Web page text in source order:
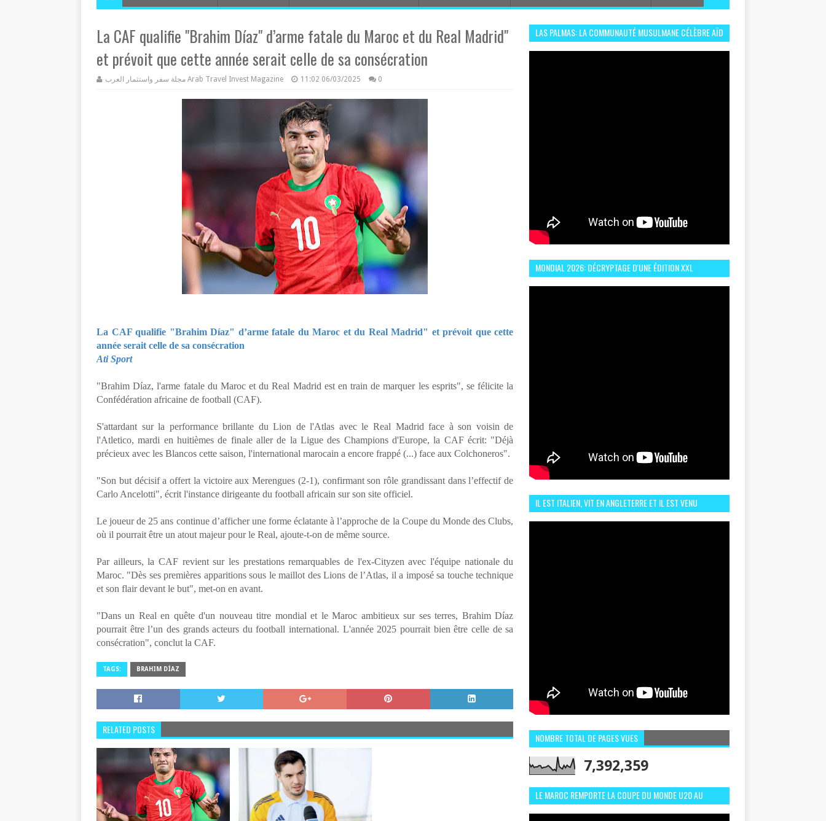
La CAF qualifie "Brahim Díaz" d’arme fatale du Maroc et du Real Madrid"
et prévoit que cette année serait celle de sa consécration
مجلة سفر واستثمار العرب Arab Travel Invest Magazine 11:02 06/03/2025 0
La CAF qualifie "Brahim Díaz" d’arme fatale du Maroc et du Real Madrid" et prévoit que cette
année serait celle de sa consécration
Ati Sport
"Brahim Díaz, l'arme fatale du Maroc et du Real Madrid est en train de marquer les esprits", se félicite la
Confédération africaine de football (CAF).
S'attardant sur la performance brillante du Lion de l'Atlas avec le Real Madrid face à son voisin de
l'Atletico, mardi en huitièmes de finale aller de la Ligue des Champions d'Europe, la CAF écrit: "Déjà
précieux avec les Blancos cette saison, l'international marocain a encore frappé (...) face aux Colchoneros".
"Son but décisif a offert la victoire aux Merengues (2-1), confirmant son rôle grandissant dans l’effectif de
Carlo Ancelotti", écrit l'instance dirigeante du football africain sur son site officiel.
Le joueur de 25 ans continue d’afficher une forme éclatante à l’approche de la Coupe du Monde des Clubs,
où il pourrait être un atout majeur pour le Real, ajoute-t-on de même source.
Par ailleurs, la CAF revient sur les prestations remarquables de l'ex-Cityzen avec l'équipe nationale du
Maroc. "Dès ses premières apparitions sous le maillot des Lions de l’Atlas, il a imposé sa touche technique
et son flair devant le but", met-on en avant.
"Dans un Real en quête d'un nouveau titre mondial et le Maroc ambitieux sur ses terres, Brahim Díaz
pourrait être l’un des grands acteurs du football international. L'année 2025 pourrait bien être celle de sa
consécration", conclut la CAF.
TAGS: BRAHIM DÍAZ
RELATED POSTS
LAS PALMAS: LA COMMUNAUTÉ MUSULMANE CÉLÈBRE AÏD
MONDIAL 2026: DÉCRYPTAGE D'UNE ÉDITION XXL
IL EST ITALIEN, VIT EN ANGLETERRE ET IL EST VENU
NOMBRE TOTAL DE PAGES VUES
7,392,359
LE MAROC REMPORTE LA COUPE DU MONDE U20 AU